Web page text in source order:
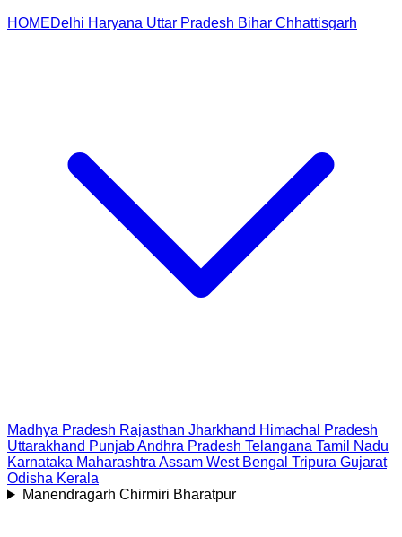
HOMEDelhi Haryana Uttar Pradesh Bihar Chhattisgarh
Madhya Pradesh Rajasthan Jharkhand Himachal Pradesh
Uttarakhand PunjabAndhra Pradesh Telangana Tamil Nadu
Karnataka Maharashtra Assam West Bengal Tripura Gujarat
Odisha Kerala
Manendragarh Chirmiri Bharatpur